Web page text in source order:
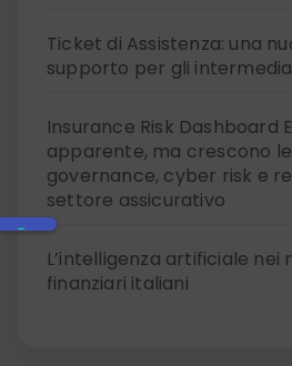
Ticket di Assistenza: una
supporto per gli
Insurance Risk Dashboard
apparente, ma crescono
governance, cyber risk e
settore assicurativo
L’intelligenza artificiale nei
finanziari italiani